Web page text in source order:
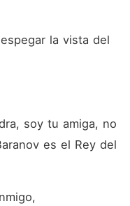
la vista del
soy tu amiga, no
es el Rey del